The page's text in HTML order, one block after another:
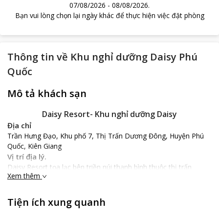
07/08/2026 - 08/08/2026.
Bạn vui lòng chọn lại ngày khác để thực hiện việc đặt phòng
Thông tin về Khu nghỉ dưỡng Daisy Phú
Quốc
Mô tả khách sạn
Daisy Resort- Khu nghỉ dưỡng Daisy
Địa chỉ
Trần Hưng Đạo, Khu phố 7, Thị Trấn Dương Đông, Huyện Phú
Quốc, Kiên Giang
Vị trí địa lý.
Daisy Resort tọa lạc bên triền núi thanh bình thuộc thị trấn
Dương Đông, cách sân bay quốc tế 7km bạn chỉ mất 15 phút lái
khoảng 5 phút đi bộ. Resort cách chợ đêm Dinh Cậu khoảng 10
phút lái xe và Trại nuôi Ngọc Trai Phú Quốc 2km lái xe. Từ nhà
Xem thêm
Tiện ích xung quanh